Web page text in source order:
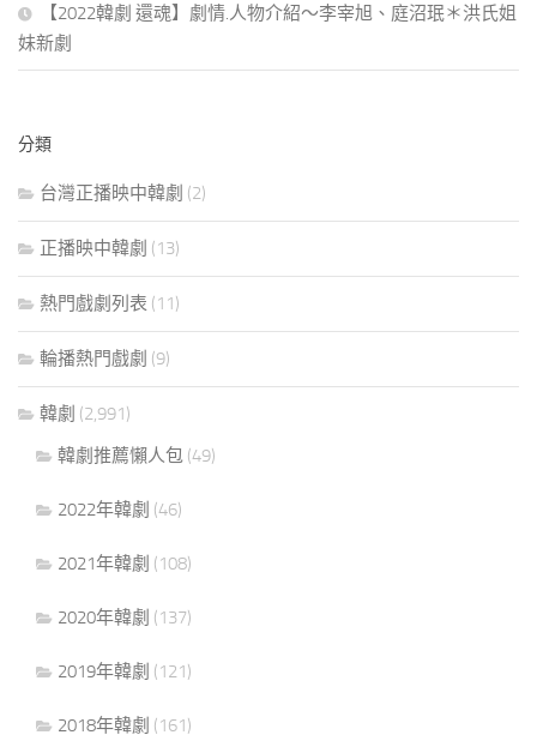
【2022韓劇 還魂】劇情.人物介紹～李宰旭、庭沼珉＊洪氏姐
妹新劇
分類
台灣正播映中韓劇 (2)
正播映中韓劇 (13)
熱門戲劇列表 (11)
輪播熱門戲劇 (9)
韓劇 (2,991)
韓劇推薦懶人包 (49)
2022年韓劇 (46)
2021年韓劇 (108)
2020年韓劇 (137)
2019年韓劇 (121)
2018年韓劇 (161)